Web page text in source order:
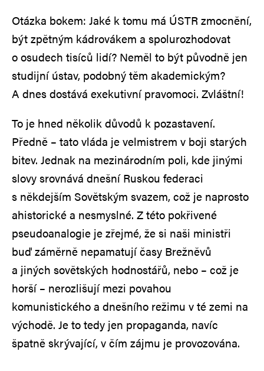
Otázka bokem: Jaké k tomu má ÚSTR zmocnění,
být zpětným kádrovákem a spolurozhodovat
o osudech tisíců lidí? Neměl to být původně jen
studijní ústav, podobný těm akademickým?
A dnes dostává exekutivní pravomoci. Zvláštní!
To je hned několik důvodů k pozastavení.
Předně – tato vláda je velmistrem v boji starých
bitev. Jednak na mezinárodním poli, kde jinými
slovy srovnává dnešní Ruskou federaci
s někdejším Sovětským svazem, což je naprosto
ahistorické a nesmyslné. Z této pokřivené
pseudoanalogie je zřejmé, že si naši ministři
buď záměrně nepamatují časy Brežněvů
a jiných sovětských hodnostářů, nebo – což je
horší – nerozlišují mezi povahou
komunistického a dnešního režimu v té zemi na
východě. Je to tedy jen propaganda, navíc
špatně skrývající, v čím zájmu je provozována.